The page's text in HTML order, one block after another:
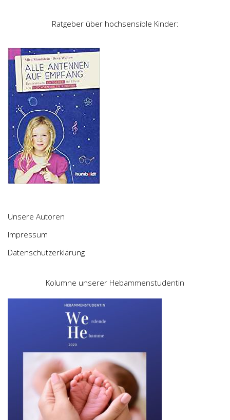
Ratgeber über hochsensible Kinder:
Unsere Autoren
Impressum
Datenschutzerklärung
Kolumne unserer Hebammenstudentin